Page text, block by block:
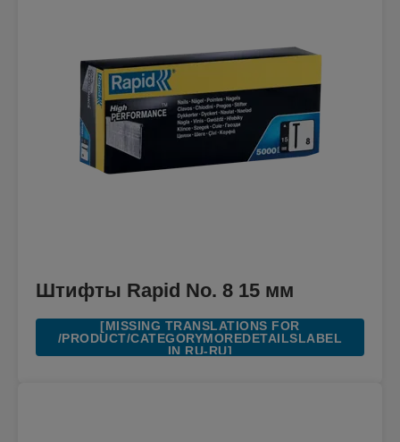
Штифты Rapid No. 8 15 мм
[MISSING TRANSLATIONS FOR
/PRODUCT/CATEGORYMOREDETAILSLABEL
IN RU-RU]